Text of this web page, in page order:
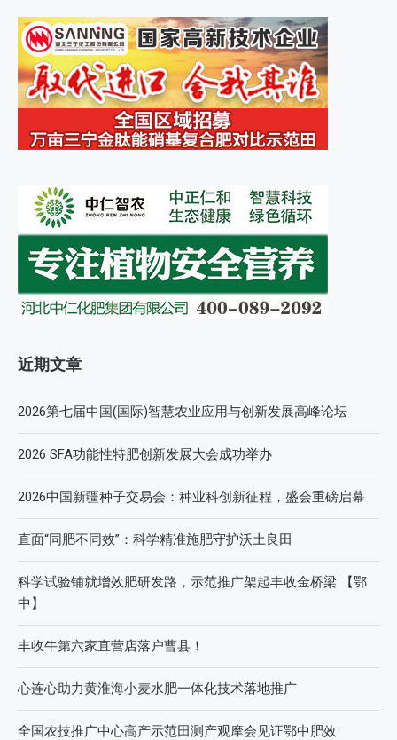
近期文章
2026第七届中国(国际)智慧农业应用与创新发展高峰论坛
2026 SFA功能性特肥创新发展大会成功举办
2026中国新疆种子交易会：种业科创新征程，盛会重磅启幕
直面“同肥不同效”：科学精准施肥守护沃土良田
科学试验铺就增效肥研发路，示范推广架起丰收金桥梁 【鄂
中】
丰收牛第六家直营店落户曹县！
心连心助力黄淮海小麦水肥一体化技术落地推广
全国农技推广中心高产示范田测产观摩会见证鄂中肥效